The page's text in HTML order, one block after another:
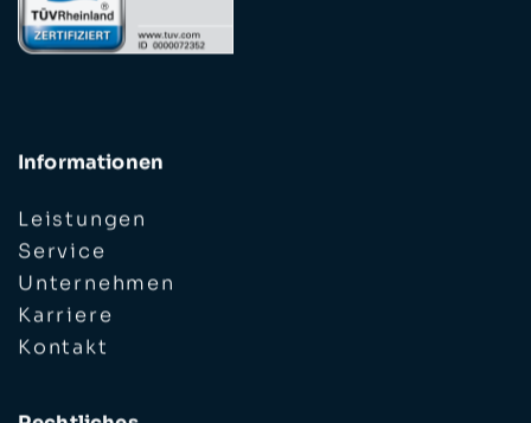
Informationen
Leistungen
Service
Unternehmen
Karriere
Kontakt
Rechtliches